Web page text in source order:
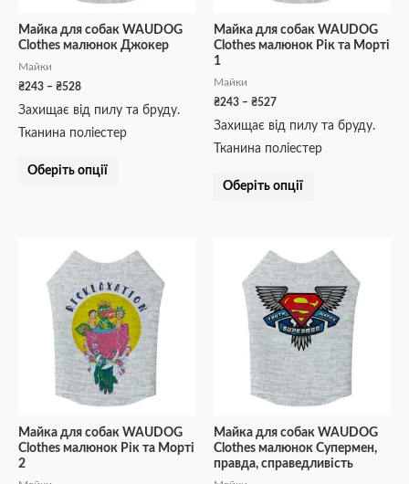
Майка для собак WAUDOG
Clothes малюнок Джокер
Майки
₴243 – ₴528
Захищає від пилу та бруду.
Тканина поліестер
Оберіть опції
вибрати
на
сторінці
Майка для собак WAUDOG
Clothes малюнок Рік та Морті
1
Майки
₴243 – ₴527
Захищає від пилу та бруду.
Тканина поліестер
Оберіть опції
вибрати
на
сторінці
Майка для собак WAUDOG
Clothes малюнок Рік та Морті
2
цін:
від
₴243
до
₴527
Цей
товар
має
кілька
варіантів.
Параметри
можна
вибрати
на
сторінці
Майка для собак WAUDOG
Clothes малюнок Супермен,
правда, справедливість
цін:
від
₴243
до
₴528
Цей
товар
має
кілька
варіантів.
Параметри
можна
вибрати
на
сторінці